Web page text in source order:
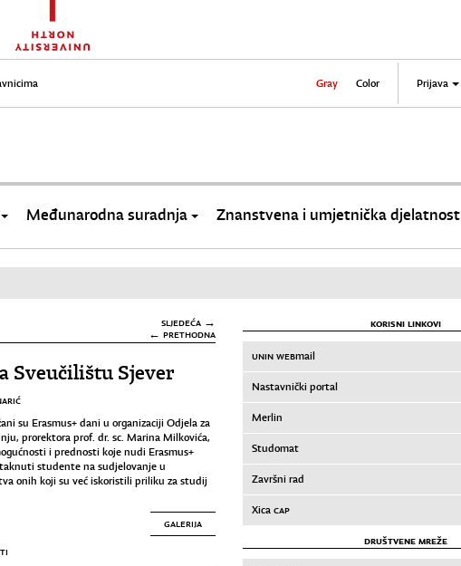
Gray Color Prijava
Međunarodna suradnja Znanstvena i umjetnička djelatnost
SLJEDEĆA →
← PRETHODNA
Sveučilištu Sjever
su Erasmus+ dani u organizaciji Odjela za
prorektora prof. dr. sc. Marina Milkovića,
i prednosti koje nudi Erasmus+
studente na sudjelovanje u
onih koji su već iskoristili priliku za studij
GALERIJA
KORISNI LINKOVI
UNIN WEBmail
Nastavnički portal
Merlin
Studomat
Završni rad
Xica CAP
DRUŠTVENE MREŽE